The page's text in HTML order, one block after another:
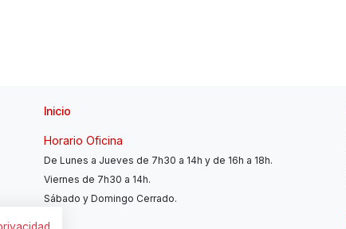
Inicio
Horario Oficina
De Lunes a Jueves de 7h30 a 14h y de 16h a 18h.
Viernes de 7h30 a 14h.
Sábado y Domingo Cerrado.